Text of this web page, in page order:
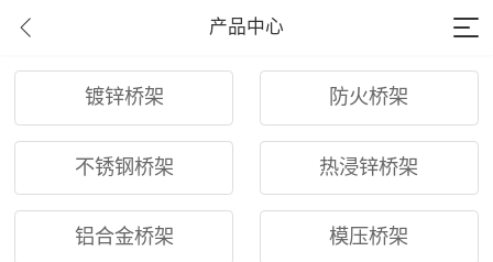
产品中心
镀锌桥架 防火桥架
不锈钢桥架 热浸锌桥架
铝合金桥架 模压桥架